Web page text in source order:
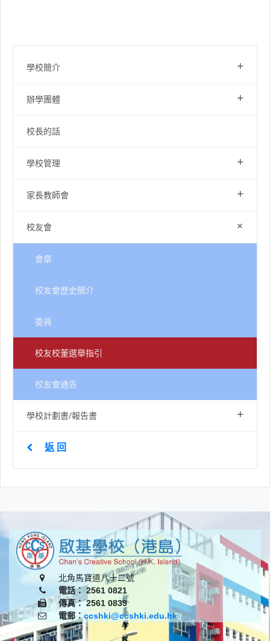
學校簡介 +
辦學團體 +
校長的話
學校管理 +
家長教師會 +
校友會 +
會章
校友會歷史簡介
委員
校友校董選舉指引
校友會通告
學校計劃書/報告書 +
返 回
北角馬寶道八十二號
電話： 2561 0821
傳真： 2561 0839
電郵：ccshki@ccshki.edu.hk